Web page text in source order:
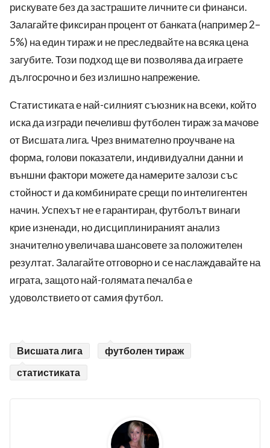
рискувате без да застрашите личните си финанси.
Залагайте фиксиран процент от банката (например 2–
5%) на един тираж и не преследвайте на всяка цена
загубите. Този подход ще ви позволява да играете
дългосрочно и без излишно напрежение.
Статистиката е най-силният съюзник на всеки, който
иска да изгради печеливш футболен тираж за мачове
от Висшата лига. Чрез внимателно проучване на
форма, голови показатели, индивидуални данни и
външни фактори можете да намерите залози със
стойност и да комбинирате срещи по интелигентен
начин. Успехът не е гарантиран, футболът винаги
крие изненади, но дисциплинираният анализ
значително увеличава шансовете за положителен
резултат. Залагайте отговорно и се наслаждавайте на
играта, защото най-голямата печалба е
удоволствието от самия футбол.
Висшата лига
футболен тираж
статистиката